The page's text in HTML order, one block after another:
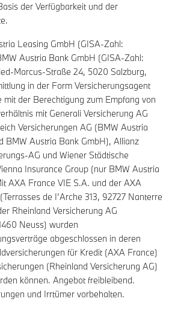
der Verfügbarkeit und der
Leasing GmbH (GISA-Zahl:
Austria Bank GmbH (GISA-Zahl:
Marcus-Straße 24, 5020 Salzburg,
in der Form Versicherungsagent
mit der Berechtigung zum Empfang von
mit Generali Versicherung AG
Versicherungen AG (BMW Austria
BMW Austria Bank GmbH), Allianz
AG und Wiener Städtische
Insurance Group (nur BMW Austria
AXA France VIE S.A. und der AXA
de I’Arche 313, 92727 Nanterre
Rheinland Versicherung AG
Neuss) wurden
abgeschlossen in deren
für Kredit (AXA France)
(Rheinland Versicherung AG)
können. Angebot freibleibend.
und Irrtümer vorbehalten.